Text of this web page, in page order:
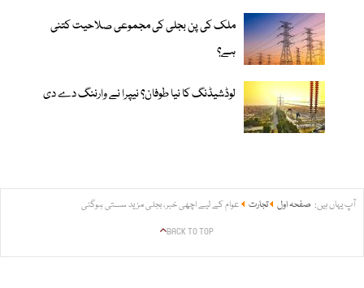
ملک کی پن بجلی کی مجموعی صلاحیت کتنی
ہے؟
لوڈشیڈنگ کا نیا طوفان؟ نیپرا نے وارننگ دے دی
آپ یہاں ہیں: صفحہ اول تجارت عوام کے لیے اچھی خبر، بجلی مزید سستی ہوگئی
BACK TO TOP